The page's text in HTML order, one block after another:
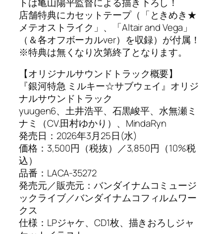
店舗特典にカセットテープ（「ときめき★
メテオストライク」、「Altair and Vega」
（＆各オフボーカルver）を収録）が付属！
※特典は無くなり次第終了となります。
【オリジナルサウンドトラック概要】
『銀河特急 ミルキー☆サブウェイ』オリジ
ナルサウンドトラック
yuugen6、土井浩平、石黒峻平、水無瀬ミ
ナミ（CV.田村ゆかり）、MindaRyn
発売日：2026年3月25日(水)
価格：3,500円（税抜）／3,850円（10%税
込）
品番：LACA-35272
発売元／販売元：バンダイナムコミュージ
ックライブ／バンダイナムコフィルムワー
クス
仕様：LPジャケ、CD1枚、描きおろしジャ